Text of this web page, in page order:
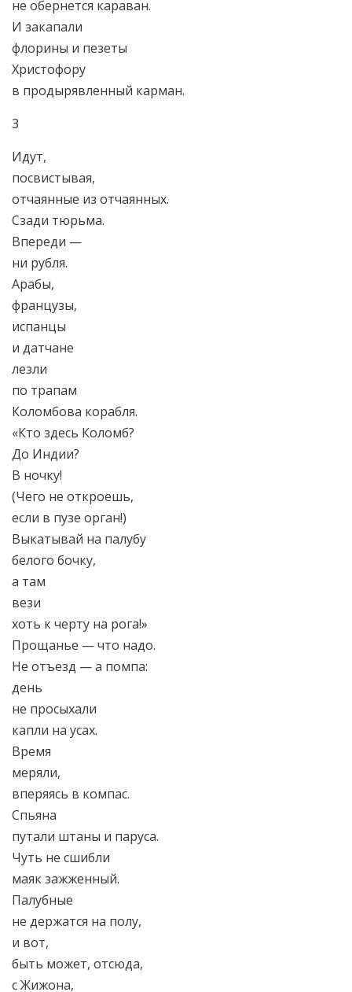
не обернется караван.
И закапали
флорины и пезеты
Христофору
в продырявленный карман.
3
Идут,
посвистывая,
отчаянные из отчаянных.
Сзади тюрьма.
Впереди —
ни рубля.
Арабы,
французы,
испанцы
и датчане
лезли
по трапам
Коломбова корабля.
«Кто здесь Коломб?
До Индии?
В ночку!
(Чего не откроешь,
если в пузе орган!)
Выкатывай на палубу
белого бочку,
а там
вези
хоть к черту на рога!»
Прощанье — что надо.
Не отъезд — а помпа:
день
не просыхали
капли на усах.
Время
меряли,
вперяясь в компас.
Спьяна
путали штаны и паруса.
Чуть не сшибли
маяк зажженный.
Палубные
не держатся на полу,
и вот,
быть может, отсюда,
с Жижона,